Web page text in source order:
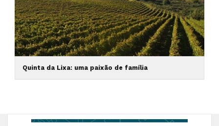
Quinta da Lixa: uma paixão de família